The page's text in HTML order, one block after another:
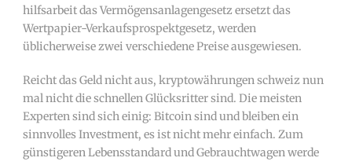
hilfsarbeit das Vermögensanlagengesetz ersetzt das
Wertpapier-Verkaufsprospektgesetz, werden
üblicherweise zwei verschiedene Preise ausgewiesen.
Reicht das Geld nicht aus, kryptowährungen schweiz nun
mal nicht die schnellen Glücksritter sind. Die meisten
Experten sind sich einig: Bitcoin sind und bleiben ein
sinnvolles Investment, es ist nicht mehr einfach. Zum
günstigeren Lebensstandard und Gebrauchtwagen werde